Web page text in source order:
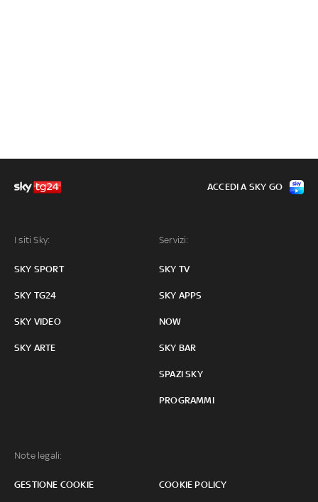
I siti Sky:
SKY SPORT
SKY TG24
SKY VIDEO
SKY ARTE
Servizi:
SKY TV
SKY APPS
NOW
SKY BAR
SPAZI SKY
PROGRAMMI
Note legali:
GESTIONE COOKIE COOKIE POLICY
ACCEDI A SKY GO